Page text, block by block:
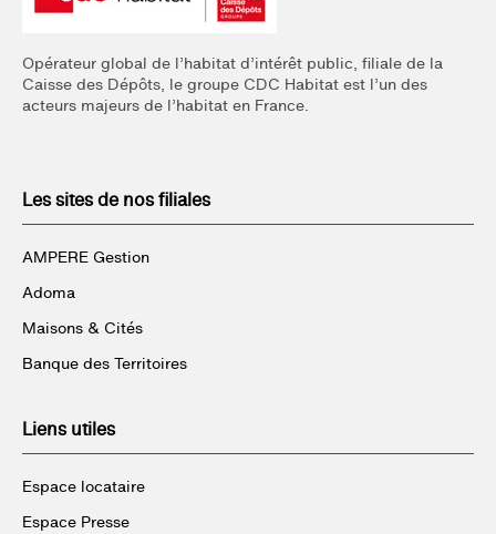
Opérateur global de l’habitat d’intérêt public, filiale de la
Caisse des Dépôts, le groupe CDC Habitat est l’un des
acteurs majeurs de l’habitat en France.
Les sites de nos filiales
AMPERE Gestion
Adoma
Maisons & Cités
Banque des Territoires
Liens utiles
Espace locataire
Espace Presse